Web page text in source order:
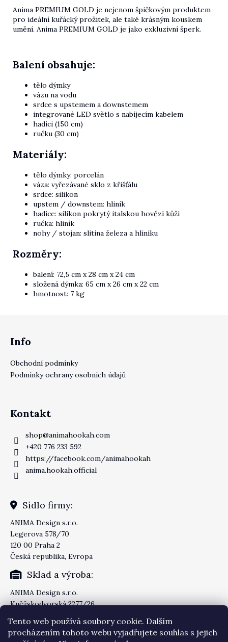
Tento web používá soubory cookie. Dalším
procházením tohoto webu vyjadřujete souhlas s jejich
Anima PREMIUM GOLD je nejenom špičkovým produktem
pro ideální kuřácký prožitek, ale také krásným kouskem
umění. Anima PREMIUM GOLD je jako exkluzivní šperk.
Balení obsahuje:
tělo dýmky
vázu na vodu
srdce s upstemem a downstemem
integrované LED světlo s nabíjecím kabelem
hadici (150 cm)
ručku (30 cm)
Materiály:
tělo dýmky: porcelán
váza: vyřezávané sklo z křišťálu
srdce: silikon
upstem / downstem: hliník
hadice: silikon pokrytý italskou hovězí kůží
ručka: hliník
nohy / stojan: slitina železa a hliníku
Rozměry:
balení: 72,5 cm x 28 cm x 24 cm
složená dýmka: 65 cm x 26 cm x 22 cm
hmotnost: 7 kg
Zápatí
Info
Obchodní podmínky
Podmínky ochrany osobních údajů
Kontakt
shop@animahookah.com
+420 776 233 592
https://facebook.com/animahookah
anima.hookah.official
Sídlo firmy:
ANIMA Design s.r.o.
Legerova 578/70
120 00 Praha 2
Česká republika, Evropa
Sklad a výroba:
ANIMA Design s.r.o.
Kněžskodvorská 2277/26
Česká republika, Evropa